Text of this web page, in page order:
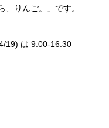
りんご。」です。
19) は 9:00-16:30